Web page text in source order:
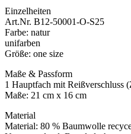
Einzelheiten
Art.Nr. B12-50001-O-S25
Farbe: natur
unifarben
Größe: one size
Maße & Passform
1 Hauptfach mit Reißverschluss
Maße: 21 cm x 16 cm
Material
Material: 80 % Baumwolle